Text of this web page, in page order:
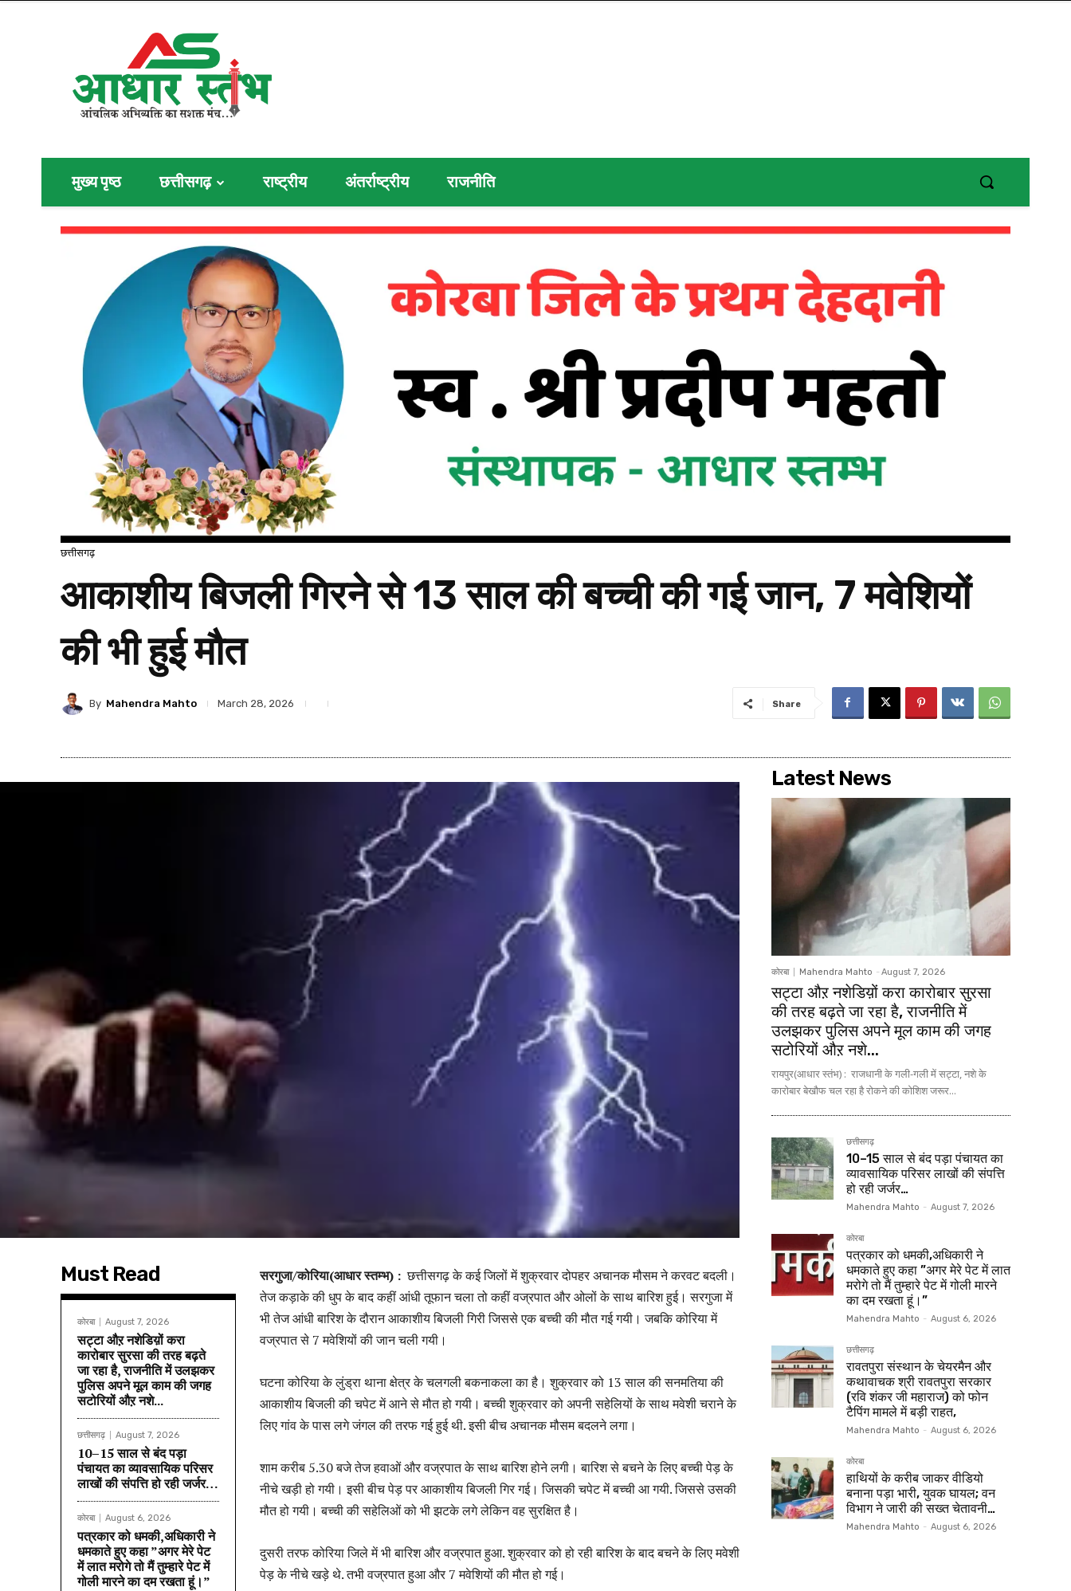
मुख्य पृष्ठ छत्तीसगढ़ राष्ट्रीय अंतर्राष्ट्रीय राजनीति
छत्तीसगढ़
आकाशीय बिजली गिरने से 13 साल की बच्ची की गई जान, 7 मवेशियों
की भी हुई मौत
By Mahendra Mahto March 28, 2026 Share
Must Read
कोरबा August 7, 2026
सट्टा औऱ नशेडिय़ों करा
कारोबार सुरसा की तरह बढ़ते
जा रहा है, राजनीति में उलझकर
पुलिस अपने मूल काम की जगह
सटोरियों औऱ नशे...
छत्तीसगढ़ August 7, 2026
10–15 साल से बंद पड़ा
पंचायत का व्यावसायिक परिसर
लाखों की संपत्ति हो रही जर्जर…
कोरबा August 6, 2026
पत्रकार को धमकी,अधिकारी ने
धमकाते हुए कहा ”अगर मेरे पेट
में लात मरोगे तो मैं तुम्हारे पेट में
गोली मारने का दम रखता हूं।”
सरगुजा/कोरिया(आधार स्तम्भ) : छत्तीसगढ़ के कई जिलों में शुक्रवार दोपहर अचानक मौसम ने करवट बदली।
तेज कड़ाके की धुप के बाद कहीं आंधी तूफान चला तो कहीं वज्रपात और ओलों के साथ बारिश हुई। सरगुजा में
भी तेज आंधी बारिश के दौरान आकाशीय बिजली गिरी जिससे एक बच्ची की मौत गई गयी। जबकि कोरिया में
वज्रपात से 7 मवेशियों की जान चली गयी।
घटना कोरिया के लुंड्रा थाना क्षेत्र के चलगली बकनाकला का है। शुक्रवार को 13 साल की सनमतिया की
आकाशीय बिजली की चपेट में आने से मौत हो गयी। बच्ची शुक्रवार को अपनी सहेलियों के साथ मवेशी चराने के
लिए गांव के पास लगे जंगल की तरफ गई हुई थी. इसी बीच अचानक मौसम बदलने लगा।
शाम करीब 5.30 बजे तेज हवाओं और वज्रपात के साथ बारिश होने लगी। बारिश से बचने के लिए बच्ची पेड़ के
नीचे खड़ी हो गयी। इसी बीच पेड़ पर आकाशीय बिजली गिर गई। जिसकी चपेट में बच्ची आ गयी. जिससे उसकी
मौत हो गयी। बच्ची की सहेलिओं को भी झटके लगे लेकिन वह सुरक्षित है।
दुसरी तरफ कोरिया जिले में भी बारिश और वज्रपात हुआ. शुक्रवार को हो रही बारिश के बाद बचने के लिए मवेशी
पेड़ के नीचे खड़े थे. तभी वज्रपात हुआ और 7 मवेशियों की मौत हो गई।
Latest News
कोरबा Mahendra Mahto - August 7, 2026
सट्टा औऱ नशेडिय़ों करा कारोबार सुरसा
की तरह बढ़ते जा रहा है, राजनीति में
उलझकर पुलिस अपने मूल काम की जगह
सटोरियों औऱ नशे...
रायपुर(आधार स्तंभ) : राजधानी के गली-गली में सट्टा, नशे के
कारोबार बेखौफ चल रहा है रोकने की कोशिश जरूर...
छत्तीसगढ़
10–15 साल से बंद पड़ा पंचायत का
व्यावसायिक परिसर लाखों की संपत्ति
हो रही जर्जर…
Mahendra Mahto - August 7, 2026
कोरबा
पत्रकार को धमकी,अधिकारी ने
धमकाते हुए कहा ”अगर मेरे पेट में लात
मरोगे तो मैं तुम्हारे पेट में गोली मारने
का दम रखता हूं।”
Mahendra Mahto - August 6, 2026
छत्तीसगढ़
रावतपुरा संस्थान के चेयरमैन और
कथावाचक श्री रावतपुरा सरकार
(रवि शंकर जी महाराज) को फोन
टैपिंग मामले में बड़ी राहत,
Mahendra Mahto - August 6, 2026
कोरबा
हाथियों के करीब जाकर वीडियो
बनाना पड़ा भारी, युवक घायल; वन
विभाग ने जारी की सख्त चेतावनी…
Mahendra Mahto - August 6, 2026